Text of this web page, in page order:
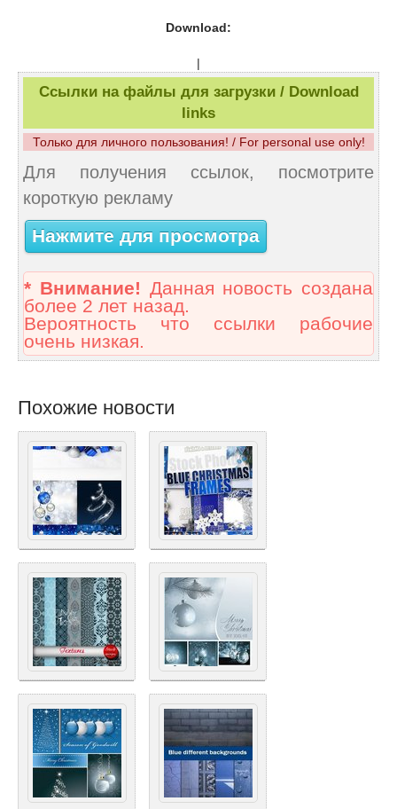
Download:
|
Ссылки на файлы для загрузки / Download
links
Только для личного пользования! / For personal use only!
Для получения ссылок, посмотрите
короткую рекламу
Нажмите для просмотра
* Внимание! Данная новость создана
более 2 лет назад.
Вероятность что ссылки рабочие
очень низкая.
Похожие новости